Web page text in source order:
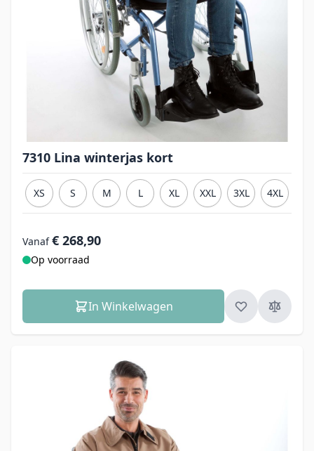
7310 Lina winterjas kort
XS S M L XL XXL 3XL 4XL
Vanaf € 268,90
Op voorraad
In Winkelwagen